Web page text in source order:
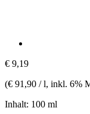
€ 9,19
(€ 91,90 / l, inkl. 6%
Inhalt: 100 ml